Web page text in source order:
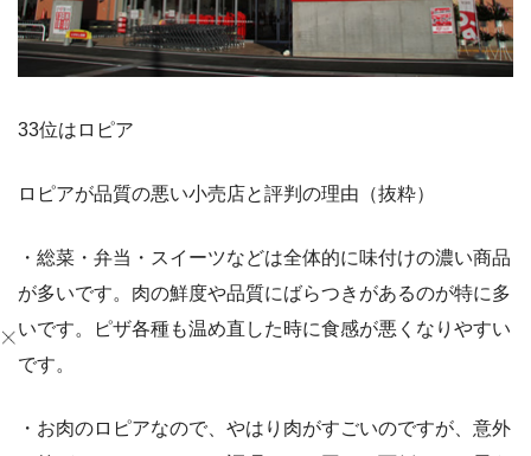
33位はロピア
ロピアが品質の悪い小売店と評判の理由（抜粋）
・総菜・弁当・スイーツなどは全体的に味付けの濃い商品
が多いです。肉の鮮度や品質にばらつきがあるのが特に多
いです。ピザ各種も温め直した時に食感が悪くなりやすい
です。
・お肉のロピアなので、やはり肉がすごいのですが、意外